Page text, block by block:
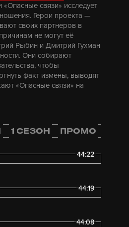
связи» исследует
Герои проекта —
своих партнеров в
не могут её
Рыбин и Дмитрий Гухман
Они собирают
чтобы
факт измены, выводят
«Опасные связи» на
1 СЕЗОН ПРОМО
44:22
44:19
44:08